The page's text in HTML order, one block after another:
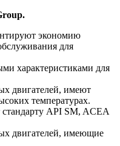
экономию
для
характеристиками для
двигателей, имеют
температурах.
стандарту API SM, ACEA
двигателей, имеющие